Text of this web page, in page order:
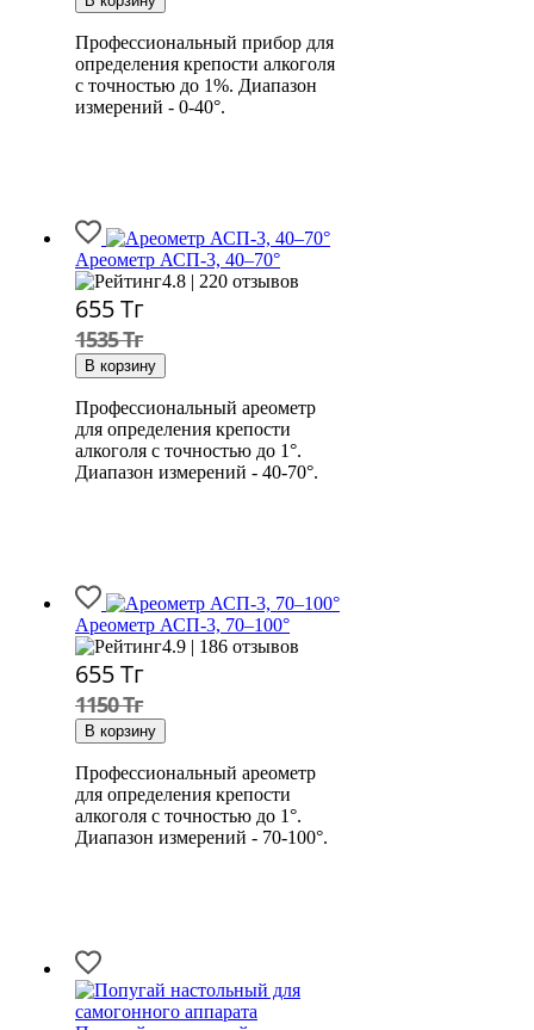
Профессиональный прибор для
определения крепости алкоголя
с точностью до 1%. Диапазон
измерений - 0-40°.
Ареометр АСП-3, 40–70°
4.8 | 220 отзывов
655Тг
1535 Тг
Профессиональный ареометр
для определения крепости
алкоголя с точностью до 1°.
Диапазон измерений - 40-70°.
Ареометр АСП-3, 70–100°
4.9 | 186 отзывов
655Тг
1150 Тг
Профессиональный ареометр
для определения крепости
алкоголя с точностью до 1°.
Диапазон измерений - 70-100°.